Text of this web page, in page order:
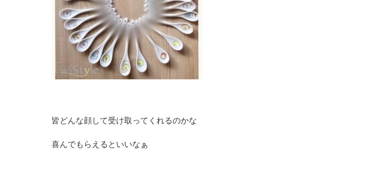
皆どんな顔して受け取ってくれるのかな
喜んでもらえるといいなぁ